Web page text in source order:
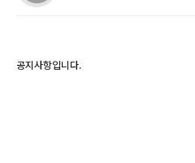
공지사항입니다.